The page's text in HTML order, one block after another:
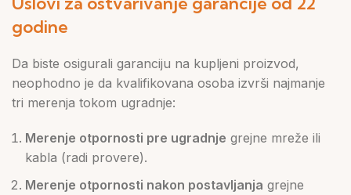
godine
Da biste osigurali garanciju na kupljeni proizvod,
neophodno je da kvalifikovana osoba izvrši najmanje
tri merenja tokom ugradnje:
Merenje otpornosti pre ugradnje grejne mreže ili
kabla (radi provere).
Merenje otpornosti nakon postavljanja grejne